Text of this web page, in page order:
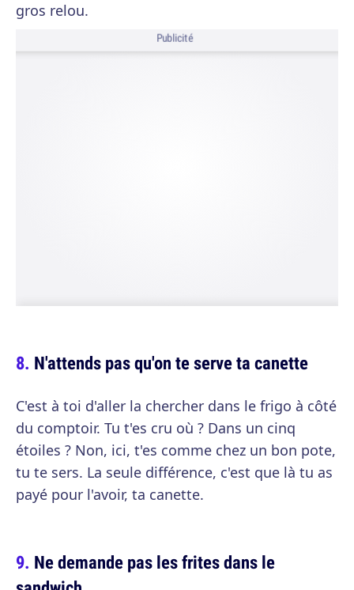
gros relou.
Publicité
N'attends pas qu'on te serve ta canette
C'est à toi d'aller la chercher dans le frigo à côté
du comptoir. Tu t'es cru où ? Dans un cinq
étoiles ? Non, ici, t'es comme chez un bon pote,
tu te sers. La seule différence, c'est que là tu as
payé pour l'avoir, ta canette.
Ne demande pas les frites dans le